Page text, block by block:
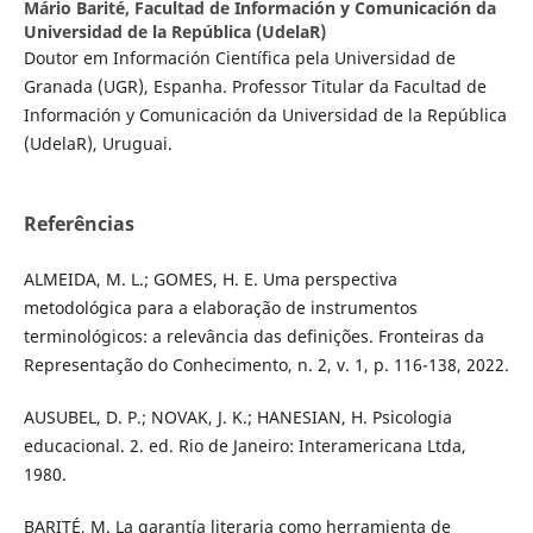
Mário Barité, Facultad de Información y Comunicación da
Universidad de la República (UdelaR)
Doutor em Información Científica pela Universidad de
Granada (UGR), Espanha. Professor Titular da Facultad de
Información y Comunicación da Universidad de la República
(UdelaR), Uruguai.
Referências
ALMEIDA, M. L.; GOMES, H. E. Uma perspectiva
metodológica para a elaboração de instrumentos
terminológicos: a relevância das definições. Fronteiras da
Representação do Conhecimento, n. 2, v. 1, p. 116-138, 2022.
AUSUBEL, D. P.; NOVAK, J. K.; HANESIAN, H. Psicologia
educacional. 2. ed. Rio de Janeiro: Interamericana Ltda,
1980.
BARITÉ, M. La garantía literaria como herramienta de